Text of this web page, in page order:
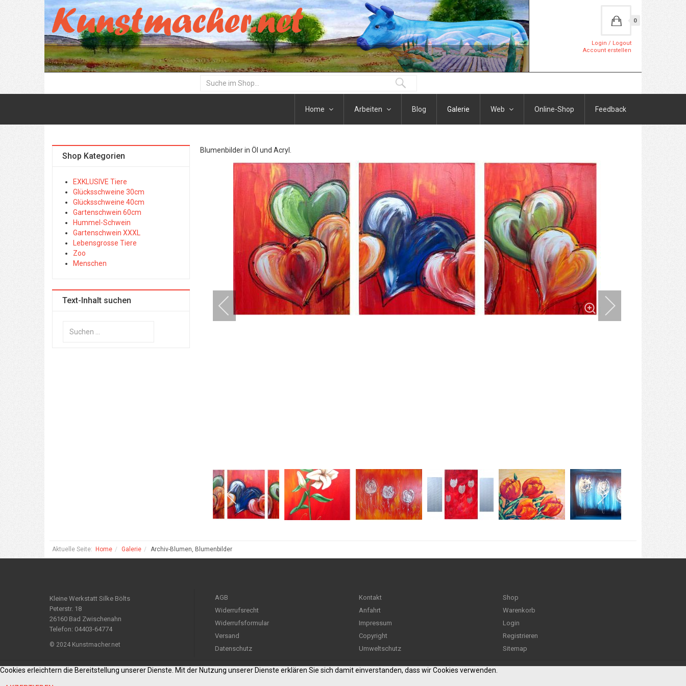
0
Login / Logout
Account erstellen
Home Arbeiten Blog Galerie Web Online-Shop Feedback
Blumenbilder in Öl und Acryl.
Shop Kategorien
EXKLUSIVE Tiere
Glücksschweine 30cm
Glücksschweine 40cm
Gartenschwein 60cm
Hummel-Schwein
Gartenschwein XXXL
Lebensgrosse Tiere
Zoo
Menschen
Text-Inhalt suchen
Aktuelle Seite: Home Galerie Archiv-Blumen, Blumenbilder
Kleine Werkstatt Silke Bölts
Peterstr. 18
26160 Bad Zwischenahn
Telefon: 04403-64774
© 2024 Kunstmacher.net
AGB
Widerrufsrecht
Widerrufsformular
Versand
Datenschutz
Kontakt
Anfahrt
Impressum
Copyright
Umweltschutz
Shop
Warenkorb
Login
Registrieren
Sitemap
Cookies erleichtern die Bereitstellung unserer Dienste. Mit der Nutzung unserer Dienste erklären Sie sich damit einverstanden, dass wir Cookies verwenden.